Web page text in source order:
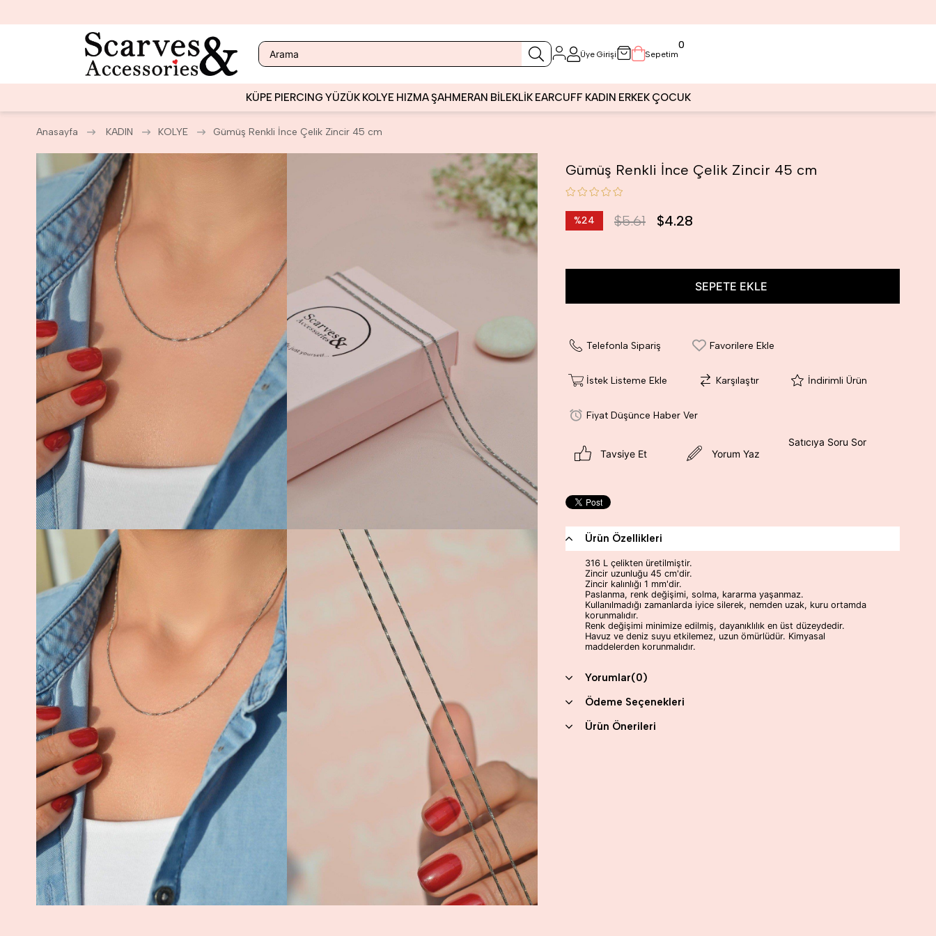
Üye Girişi Sepetim
0
KÜPE PIERCING YÜZÜK KOLYE HIZMAŞAHMERAN BİLEKLİK EARCUFF KADIN ERKEK ÇOCUK
Anasayfa KADIN KOLYE Gümüş Renkli İnce Çelik Zincir 45 cm
Gümüş Renkli İnce Çelik Zincir 45 cm
%24
$5.61 $4.28
Telefonla Sipariş Favorilere Ekle
İstek Listeme Ekle Karşılaştır İndirimli Ürün
Fiyat Düşünce Haber Ver
Tavsiye Et Yorum Yaz
Satıcıya Soru Sor
Ürün Özellikleri
316 L çelikten üretilmiştir.
Zincir uzunluğu 45 cm'dir.
Zincir kalınlığı 1 mm'dir.
Paslanma, renk değişimi, solma, kararma yaşanmaz.
Kullanılmadığı zamanlarda iyice silerek, nemden uzak, kuru ortamda
korunmalıdır.
Renk değişimi minimize edilmiş, dayanıklılık en üst düzeydedir.
Havuz ve deniz suyu etkilemez, uzun ömürlüdür. Kimyasal
maddelerden korunmalıdır.
Yorumlar(0)
Ödeme Seçenekleri
Ürün Önerileri